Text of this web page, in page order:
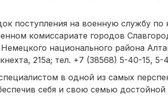
поступления на военную службу по
комиссариате городов
национального района
215а; тел. +7 (38568) 5-40-15, 5-
в одной из самых
себя и свою семью